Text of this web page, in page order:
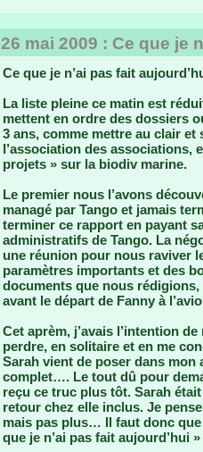
26 mai 2009 : Ce que je
Ce que je n’ai pas fait
La liste pleine ce matin est
mettent en ordre des dossiers
3 ans, comme mettre au clair et
l’association des associations,
projets » sur la biodiv marine.
Le premier nous l’avons
managé par Tango et jamais
terminer ce rapport en payant
administratifs de Tango. La
une réunion pour nous raviver
paramètres importants et des
documents que nous
avant le départ de Fanny à
Cet aprèm, j’avais l’intention
perdre, en solitaire et en me
Sarah vient de poser dans mon
complet…. Le tout dû pour
reçu ce truc plus tôt. Sarah
retour chez elle inclus. Je
mais pas plus… Il faut donc que
que je n’ai pas fait aujourd’hui